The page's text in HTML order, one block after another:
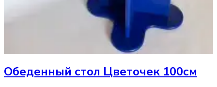
Обеденный стол Цветочек 100см